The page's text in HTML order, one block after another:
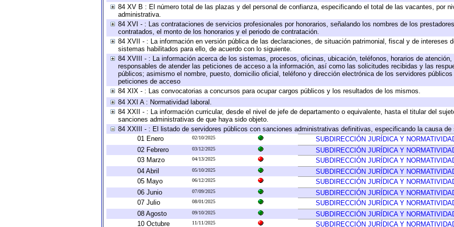
84 XV B : El número total de las plazas y del personal de confianza, especificando el total de las vacantes, por
administrativa.
84 XVI - : Las contrataciones de servicios profesionales por honorarios, señalando los nombres de los
contratados, el monto de los honorarios y el periodo de contratación.
84 XVII - : La información en versión pública de las declaraciones, de situación patrimonial, fiscal y de intereses
sistemas habilitados para ello, de acuerdo con lo siguiente.
84 XVIII - : La información acerca de los sistemas, procesos, oficinas, ubicación, teléfonos, horarios de
responsables de atender las peticiones de acceso a la información, así como las solicitudes recibidas y las
públicos; asimismo el nombre, puesto, domicilio oficial, teléfono y dirección electrónica de los servidores
peticiones de acceso
84 XIX - : Las convocatorias a concursos para ocupar cargos públicos y los resultados de los mismos.
84 XXI A : Normatividad laboral.
84 XXII - : La información curricular, desde el nivel de jefe de departamento o equivalente, hasta el titular del
sanciones administrativas de que haya sido objeto.
84 XXIII - : El listado de servidores públicos con sanciones administrativas definitivas, especificando la causa
01 Enero
02/10/2025
SUBDIRECCIÓN JURÍDICA Y
02 Febrero
03/12/2025
SUBDIRECCIÓN JURÍDICA Y
03 Marzo
04/13/2025
SUBDIRECCIÓN JURÍDICA Y
04 Abril
05/10/2025
SUBDIRECCIÓN JURÍDICA Y
05 Mayo
06/12/2025
SUBDIRECCIÓN JURÍDICA Y
06 Junio
07/09/2025
SUBDIRECCIÓN JURÍDICA Y
07 Julio
08/01/2025
SUBDIRECCIÓN JURÍDICA Y
08 Agosto
09/10/2025
SUBDIRECCIÓN JURÍDICA Y
10 Octubre
11/11/2025 SUBDIRECCIÓN JURÍDICA Y